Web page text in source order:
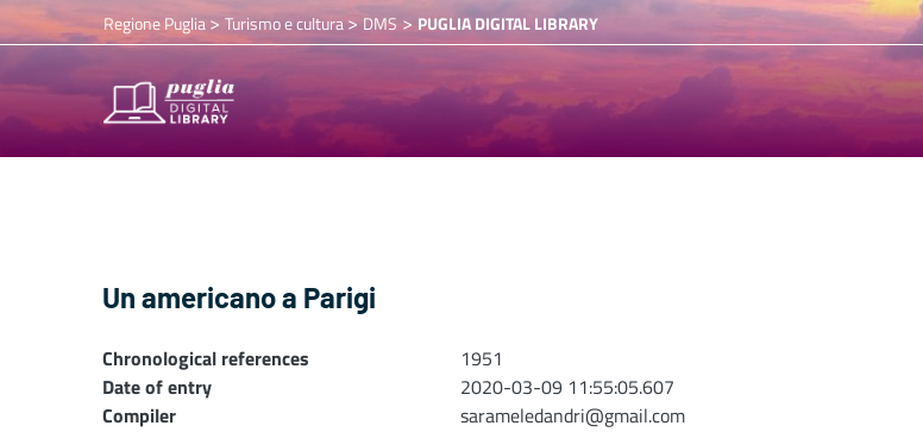
Regione Puglia> Turismo e cultura>DMS > PUGLIA DIGITAL LIBRARY
Un americano a Parigi
Chronological references
1951
Date of entry
2020-03-09 11:55:05.607
Compiler
sarameledandri@gmail.com